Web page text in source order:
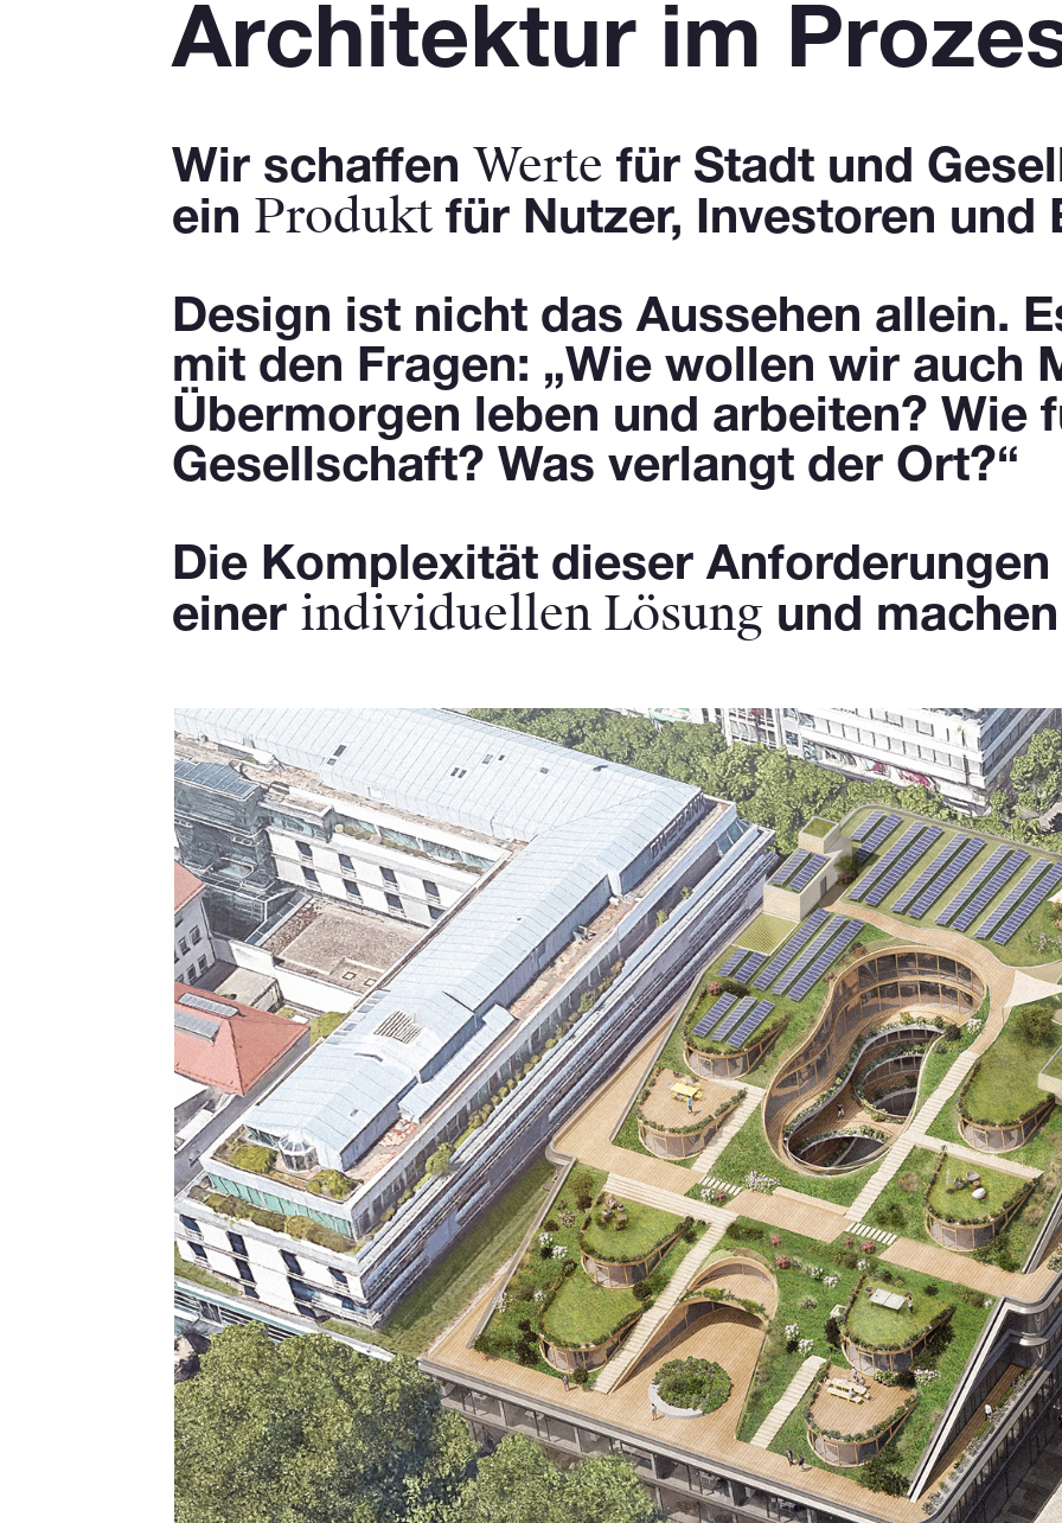
Architektur im
Wir schaffen Werte für Stadt und
ein Produkt für Nutzer, Investoren und
Design ist nicht das Aussehen allein.
mit den Fragen: „Wie wollen wir auch
Übermorgen leben und arbeiten? Wie
Gesellschaft? Was verlangt der Ort?“
Die Komplexität dieser
einer individuellen Lösung und